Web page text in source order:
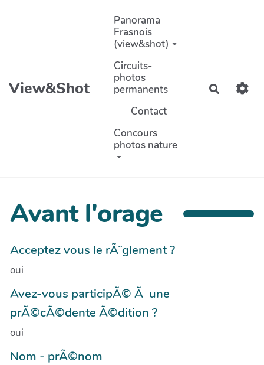
Aller au contenu principal
View&Shot
Panorama
Frasnois
(view&shot)
Circuits-
photos
permanents
Contact
Concours
photos nature
Avant l'orage
Acceptez vous le rÃ¨glement ?
oui
Avez-vous participÃ© Ã une
prÃ©cÃ©dente Ã©dition ?
oui
Nom - prÃ©nom